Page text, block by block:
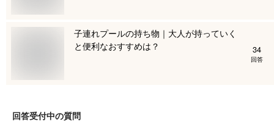
子連れプールの持ち物｜大人が持っていく
と便利なおすすめは？
34
回答
回答受付中の質問